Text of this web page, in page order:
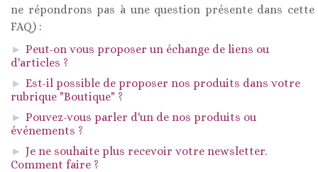
ne répondrons pas à une question présente dans cette
FAQ) :
Peut-on vous proposer un échange de liens ou
d'articles ?
Est-il possible de proposer nos produits dans votre
rubrique "Boutique" ?
Pouvez-vous parler d'un de nos produits ou
événements ?
Je ne souhaite plus recevoir votre newsletter.
Comment faire ?